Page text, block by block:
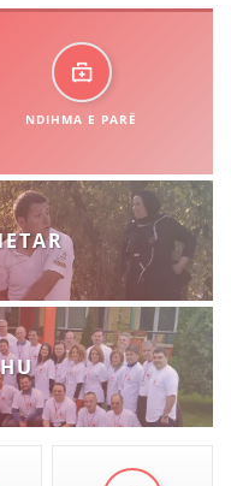
PROFESIONALE
KUQ
ORGANIZATIVE
NDIHMA E PARË